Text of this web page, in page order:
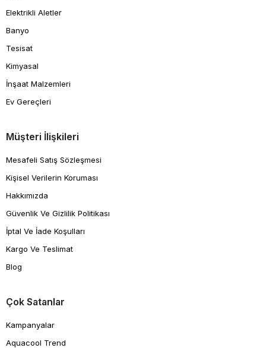
Elektrikli Aletler
Banyo
Tesisat
Kimyasal
İnşaat Malzemleri
Ev Gereçleri
Müşteri İlişkileri
Mesafeli Satış Sözleşmesi
Kişisel Verilerin Koruması
Hakkımızda
Güvenlik Ve Gizlilik Politikası
İptal Ve İade Koşulları
Kargo Ve Teslimat
Blog
Çok Satanlar
Kampanyalar
Aquacool Trend